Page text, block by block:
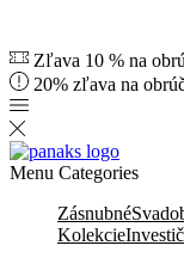
Zľava 10 % na
20% zľava na
Menu Categories
Zásnubné
Kolekcie